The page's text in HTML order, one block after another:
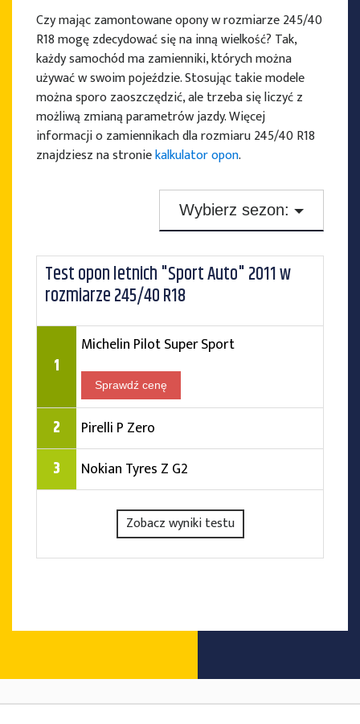
Czy mając zamontowane opony w rozmiarze 245/40
R18 mogę zdecydować się na inną wielkość? Tak,
każdy samochód ma zamienniki, których można
używać w swoim pojeździe. Stosując takie modele
można sporo zaoszczędzić, ale trzeba się liczyć z
możliwą zmianą parametrów jazdy. Więcej
informacji o zamiennikach dla rozmiaru 245/40 R18
znajdziesz na stroniekalkulator opon.
Wybierz sezon:
Testy opon zimowych
Testy opon letnich
Test opon letnich "Sport Auto" 2011 w
rozmiarze 245/40 R18
1
Michelin Pilot Super Sport
Sprawdź cenę
2 Pirelli P Zero
3 Nokian Tyres Z G2
Zobacz wyniki testu